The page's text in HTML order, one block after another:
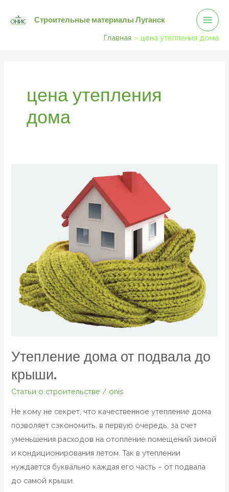
Строительные материалы Луганск
Главная цена утепления дома
цена утепления
дома
Утепление дома от подвала до
крыши.
Статьи о строительстве / onis
Не кому не секрет, что качественное утепление дома
позволяет сэкономить, в первую очередь, за счет
уменьшения расходов на отопление помещений зимой
и кондиционирования летом. Так в утеплении
нуждается буквально каждая его часть – от подвала
до самой крыши.